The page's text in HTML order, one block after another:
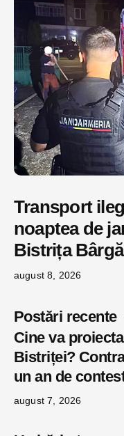
Transport
noaptea de
Bistrița
august 8, 2026
Postări recente
Cine va
Bistriței?
un an de
august 7, 2026